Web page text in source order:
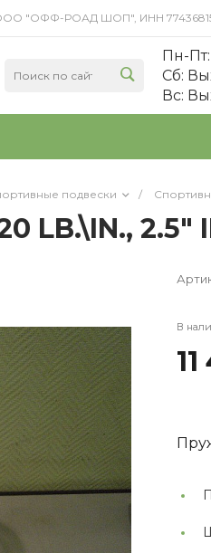
ООО "ОФФ-РОАД ШОП", ИНН
Пн-Пт:
Cб:
Вс:
подвески /
LB.\IN., 2.5"
В